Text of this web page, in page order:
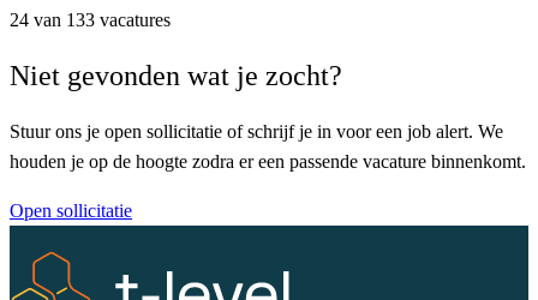
24 van 133 vacatures
Niet gevonden wat je zocht?
Stuur ons je open sollicitatie of schrijf je in voor een job alert. We
houden je op de hoogte zodra er een passende vacature binnenkomt.
Open sollicitatie